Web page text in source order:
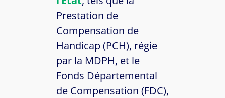
Prestation de
Compensation de
Handicap (PCH), régie
par la MDPH, et le
Fonds Départemental
de Compensation (FDC),